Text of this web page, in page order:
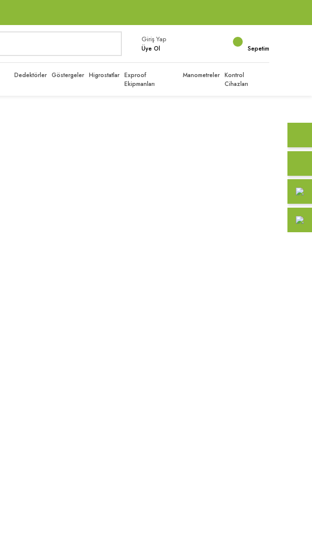
Giriş Yap
Üye Ol Sepetim
Dedektörler Göstergeler Higrostatlar Exproof
Ekipmanları
Manometreler Kontrol
Cihazları